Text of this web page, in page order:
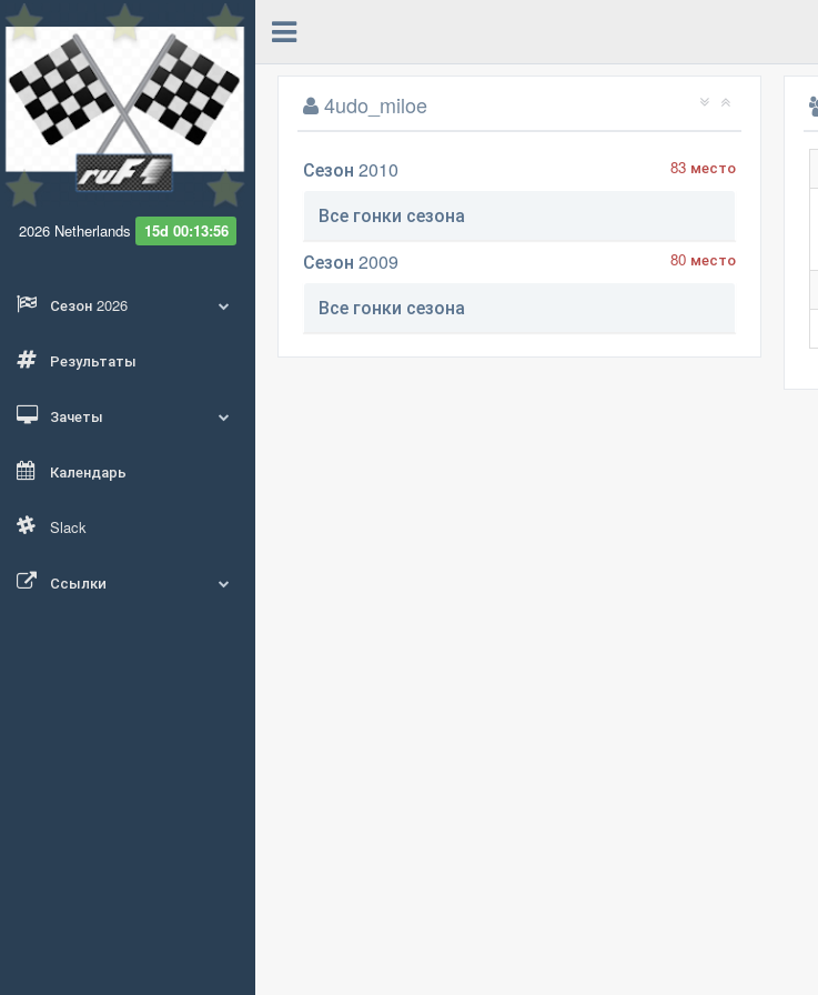
2026 Netherlands 15d 00:13:56
Сезон 2026
Результаты
Зачеты
Календарь
Slack
Ссылки
4udo_miloe
Сезон 2010 83 место
Все гонки сезона
Сезон 2009
80 место
Все гонки сезона